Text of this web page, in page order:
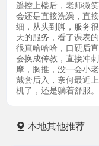
遥控上楼后，老师微
会还是直接洗澡，直
细，从头到脚，服务
天的服务，看了课表
很真哈哈哈，口硬后
会换成传教，直接冲
摩，胸推，没一会小
戴套后入，奈何最近
机了，还是躺着舒服。
本地其他推荐